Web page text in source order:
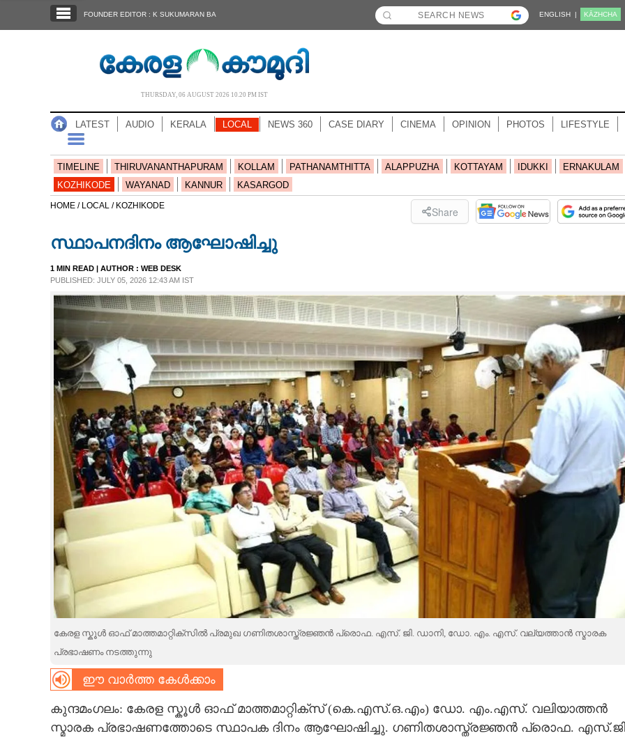
NOTIFIED NEWS
NEWS 360
CASE DIARY
LIFESTYLE
CARTOONS
LITERATURE
FOUNDER EDITOR : K SUKUMARAN BA ENGLISH | KĀZHCHA
THURSDAY, 06 AUGUST 2026 10.20 PM IST
LATEST AUDIO KERALA LOCAL NEWS 360 CASE DIARY CINEMA OPINION PHOTOS LIFESTYLE
TIMELINE THIRUVANANTHAPURAM KOLLAM PATHANAMTHITTA ALAPPUZHA KOTTAYAM IDUKKI
ERNAKULAM
KOZHIKODE
WAYANAD KANNUR KASARGOD
HOME / LOCAL / KOZHIKODE Share
സ്ഥാപനദിനം ആഘോഷിച്ചു
1 MIN READ | AUTHOR : WEB DESK
PUBLISHED: JULY 05, 2026 12:43 AM IST
കേരള സ്കൂൾ ഓഫ് മാത്തമാറ്റിക്സിൽ പ്രമുഖ ഗണിതശാസ്ത്രജ്ഞൻ പ്രൊഫ. എസ്. ജി. ഡാനി, ഡോ. എം. എസ്. വല്യത്താന്‍ സ്മാരക
പ്രഭാഷണം നടത്തുന്നു
ഈ വാർത്ത കേൾക്കാം
കുന്ദമംഗലം: കേരള സ്കൂൾ ഓഫ് മാത്തമാറ്റിക്സ് (കെ.എസ്.ഒ.എം) ഡോ. എം.എസ്. വലിയാത്തൻ
സ്മാരക പ്രഭാഷണത്തോടെ സ്ഥാപക ദിനം ആഘോഷിച്ചു. ഗണിതശാസ്ത്രജ്ഞൻ പ്രൊഫ.